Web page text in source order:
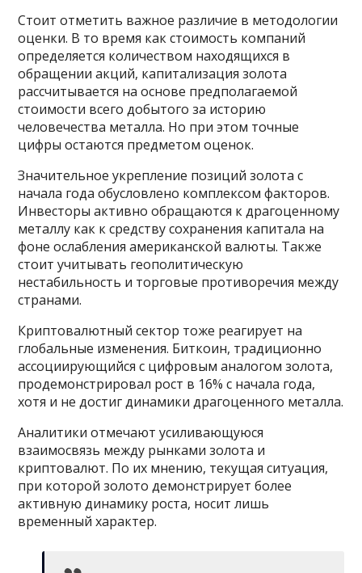
Стоит отметить важное различие в методологии
оценки. В то время как стоимость компаний
определяется количеством находящихся в
обращении акций, капитализация золота
рассчитывается на основе предполагаемой
стоимости всего добытого за историю
человечества металла. Но при этом точные
цифры остаются предметом оценок.
Значительное укрепление позиций золота с
начала года обусловлено комплексом факторов.
Инвесторы активно обращаются к драгоценному
металлу как к средству сохранения капитала на
фоне ослабления американской валюты. Также
стоит учитывать геополитическую
нестабильность и торговые противоречия между
странами.
Криптовалютный сектор тоже реагирует на
глобальные изменения. Биткоин, традиционно
ассоциирующийся с цифровым аналогом золота,
продемонстрировал рост в 16% с начала года,
хотя и не достиг динамики драгоценного металла.
Аналитики отмечают усиливающуюся
взаимосвязь между рынками золота и
криптовалют. По их мнению, текущая ситуация,
при которой золото демонстрирует более
активную динамику роста, носит лишь
временный характер.